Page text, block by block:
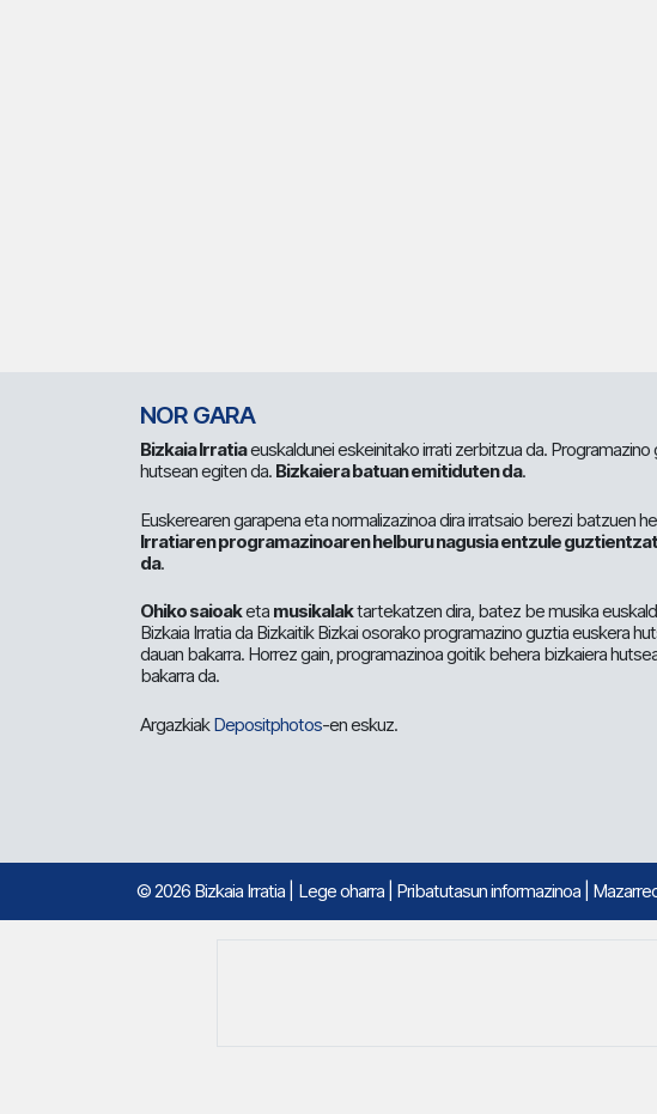
NOR GARA
Bizkaia Irratiaeuskaldunei eskeinitako irrati zerbitzua da. Programazino
hutsean egiten da. Bizkaiera batuan emitiduten da.
Euskerearen garapena eta normalizazinoa dira irratsaio berezi batzuen
Irratiaren programazinoaren helburu nagusia entzule
da.
Ohiko saioaketa musikalaktartekatzen dira, batez be musika
Bizkaia Irratia da Bizkaitik Bizkai osorako programazino guztia euskera
dauan bakarra. Horrez gain, programazinoa goitik behera bizkaiera
bakarra da.
ArgazkiakDepositphotos-en eskuz.
© 2026 Bizkaia Irratia Lege oharra Pribatutasun informazinoa |